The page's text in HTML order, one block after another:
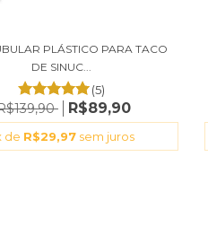
PLÁSTICO PARA TACO
DE SINUC...
(5)
R$89,90
de R$29,97 sem juros